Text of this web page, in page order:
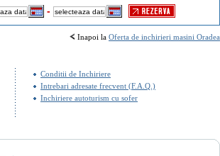
-
Inapoi la Oferta de inchirieri masini Oradea
Conditii de Inchiriere
Intrebari adresate frecvent (F.A.Q.)
Inchiriere autoturism cu sofer